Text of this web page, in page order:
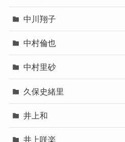
中川翔子
中村倫也
中村里砂
久保史緒里
井上和
井上咲楽